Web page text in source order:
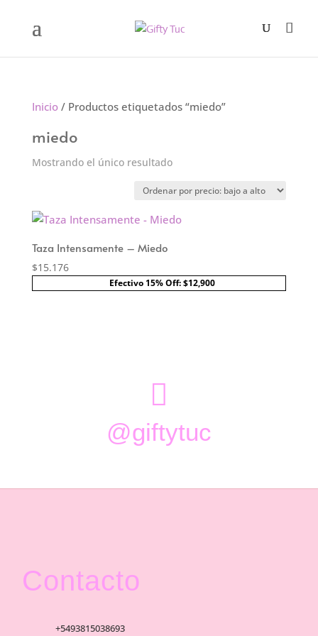
Inicio/ Productos etiquetados “miedo”
miedo
Mostrando el único resultado
Taza Intensamente – Miedo
$15.176
Efectivo 15% Off: $12,900

@giftytuc
Contacto
+5493815038693